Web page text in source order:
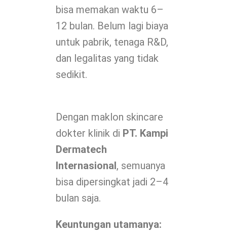
bisa memakan waktu 6–
12 bulan. Belum lagi biaya
untuk pabrik, tenaga R&D,
dan legalitas yang tidak
sedikit.
Dengan maklon skincare
dokter klinik di PT. Kampi
Dermatech
Internasional, semuanya
bisa dipersingkat jadi 2–4
bulan saja.
Keuntungan utamanya: